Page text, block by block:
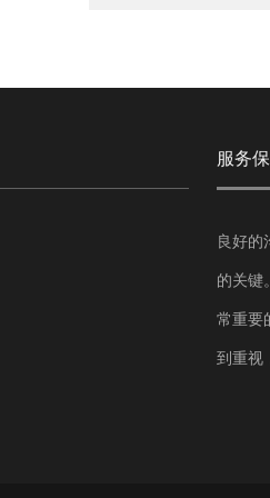
服务
良好的
的关键
常重要
到重视